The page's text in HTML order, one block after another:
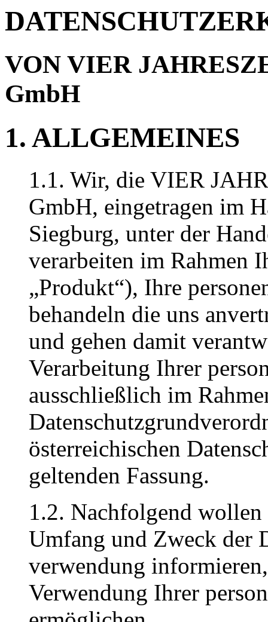
VON VIER
GmbH
1. ALLGEMEINES
1.1. Wir, die VIER
GmbH, eingetragen im
Siegburg, unter der
verarbeiten im Rahmen
„Produkt“), Ihre
behandeln die uns
und gehen damit
Verarbeitung Ihrer
ausschließlich im
österreichischen
geltenden Fassung.
1.2. Nachfolgend
Umfang und Zweck der
verwendung
Verwendung Ihrer